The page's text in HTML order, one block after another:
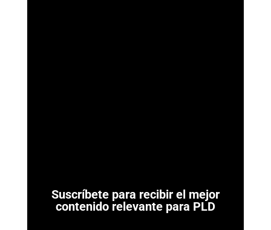
Suscríbete para recibir el mejor
contenido relevante para PLD